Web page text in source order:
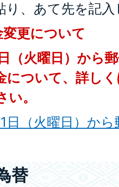
り、あて先を記
更について
（火曜日）から
について、詳し
。
日（火曜日）か
替